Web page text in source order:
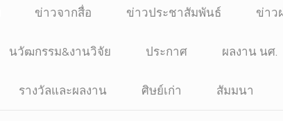
ข่าวจากสื่อ ข่าวประชาสัมพันธ์ ข่าว
นวัฒกรรม&งานวิจัย ประกาศ ผลงาน นศ.
รางวัลและผลงาน ศิษย์เก่า สัมมนา